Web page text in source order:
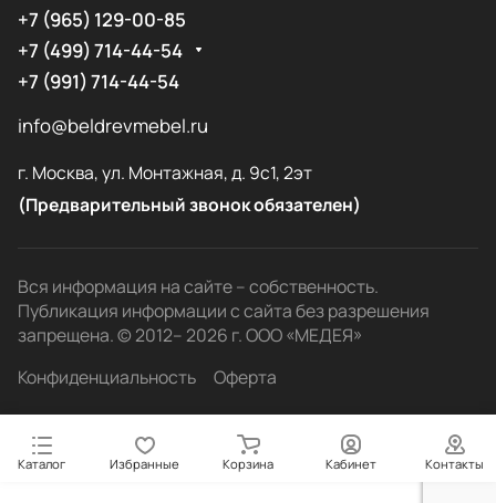
+7 (965) 129-00-85
+7 (499) 714-44-54
+7 (991) 714-44-54
info@beldrevmebel.ru
г. Москва, ул. Монтажная, д. 9с1, 2эт
(Предварительный звонок обязателен)
Вся информация на сайте – собственность.
Публикация информации с сайта без разрешения
запрещена. © 2012– 2026 г. ООО «МЕДЕЯ»
Конфиденциальность
Оферта
Каталог Избранные Корзина Кабинет Контакты